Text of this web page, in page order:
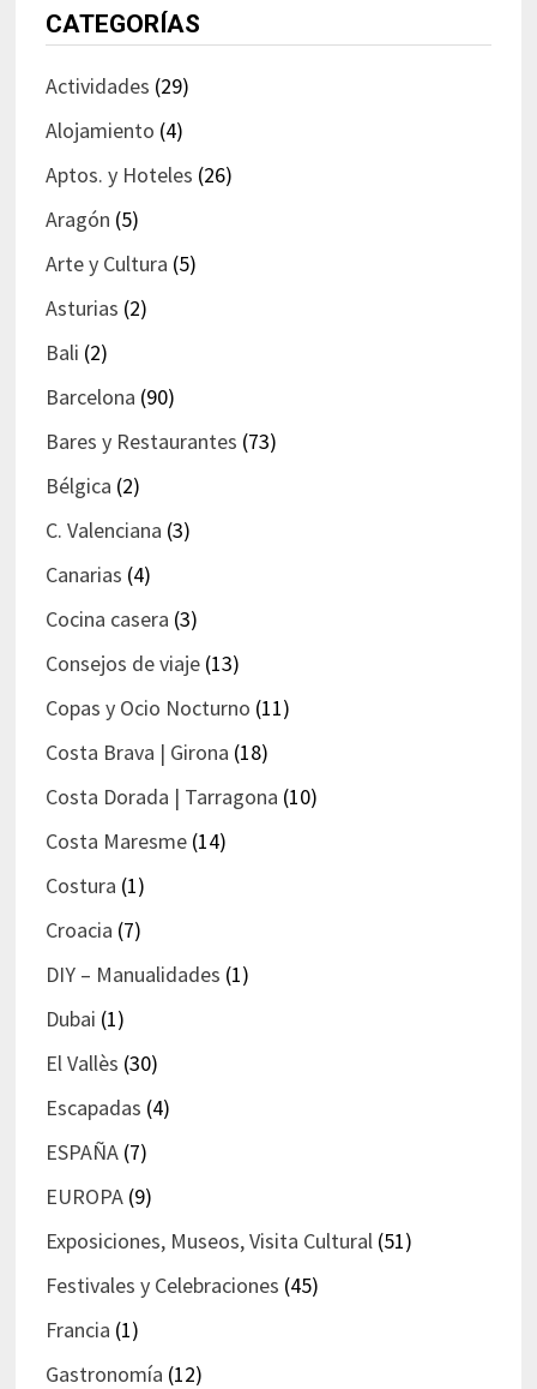
CATEGORÍAS
Actividades (29)
Alojamiento (4)
Aptos. y Hoteles (26)
Aragón (5)
Arte y Cultura (5)
Asturias (2)
Bali (2)
Barcelona (90)
Bares y Restaurantes (73)
Bélgica (2)
C. Valenciana (3)
Canarias (4)
Cocina casera (3)
Consejos de viaje(13)
Copas y Ocio Nocturno (11)
Costa Brava | Girona (18)
Costa Dorada | Tarragona (10)
Costa Maresme(14)
Costura (1)
Croacia (7)
DIY – Manualidades (1)
Dubai (1)
El Vallès (30)
Escapadas (4)
ESPAÑA(7)
EUROPA(9)
Exposiciones, Museos, Visita Cultural (51)
Festivales y Celebraciones (45)
Francia (1)
Gastronomía (12)